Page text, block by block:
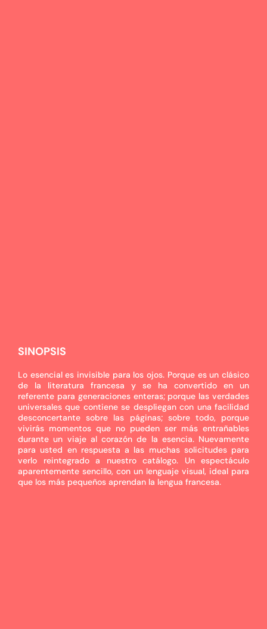
SINOPSIS
Lo esencial es invisible para los ojos. Porque es un clásico
de la literatura francesa y se ha convertido en un
referente para generaciones enteras; porque las verdades
universales que contiene se despliegan con una facilidad
desconcertante sobre las páginas; sobre todo, porque
vivirás momentos que no pueden ser más entrañables
durante un viaje al corazón de la esencia. Nuevamente
para usted en respuesta a las muchas solicitudes para
verlo reintegrado a nuestro catálogo. Un espectáculo
aparentemente sencillo, con un lenguaje visual, ideal para
que los más pequeños aprendan la lengua francesa.